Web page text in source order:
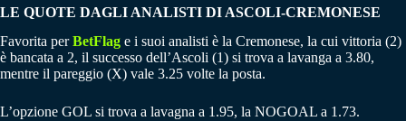
LE QUOTE DAGLI ANALISTI DI ASCOLI-CREMONESE
Favorita perBetFlag e i suoi analisti è la Cremonese, la cui vittoria (2)
è bancata a 2, il successo dell’Ascoli (1) si trova a lavanga a 3.80,
mentre il pareggio (X) vale 3.25 volte la posta.
L’opzione GOL si trova a lavagna a 1.95, la NOGOAL a 1.73.